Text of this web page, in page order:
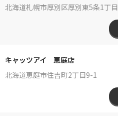
北海道札幌市厚別区厚別東5条1丁目
キャッツアイ 恵庭店
北海道恵庭市住吉町2丁目9-1